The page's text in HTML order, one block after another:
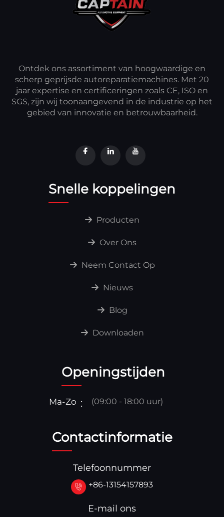
Ontdek ons assortiment van hoogwaardige en
scherp geprijsde autoreparatiemachines. Met 20
jaar expertise en certificeringen zoals CE, ISO en
SGS, zijn wij toonaangevend in de industrie op het
gebied van innovatie en betrouwbaarheid.
Snelle koppelingen
Producten
Over Ons
Neem Contact Op
Nieuws
Blog
Downloaden
Openingstijden
Ma-Zo (09:00 - 18:00 uur)
Contactinformatie
Telefoonnummer
+86-13154157893
E-mail ons